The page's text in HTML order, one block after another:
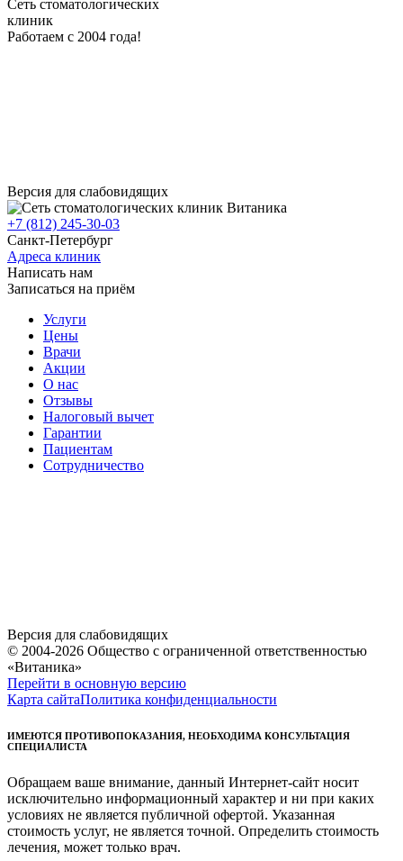
клиники
Сеть стоматологических
клиник
Работаем с 2004 года!
Версия для слабовидящих
+7 (812) 245-30-03
Санкт-Петербург
Адреса клиник
Написать нам
Записаться на приём
Услуги
Цены
Врачи
Акции
О нас
Отзывы
Налоговый вычет
Гарантии
Пациентам
Сотрудничество
Версия для слабовидящих
© 2004-2026 Общество с ограниченной ответственностью
«Витаника»
Перейти в основную версию
Карта сайтаПолитика конфиденциальности
ИМЕЮТСЯ ПРОТИВОПОКАЗАНИЯ, НЕОБХОДИМА КОНСУЛЬТАЦИЯ
СПЕЦИАЛИСТА
Обращаем ваше внимание, данный Интернет-сайт носит
исключительно информационный характер и ни при каких
условиях не является публичной офертой. Указанная
стоимость услуг, не является точной. Определить стоимость
лечения, может только врач.